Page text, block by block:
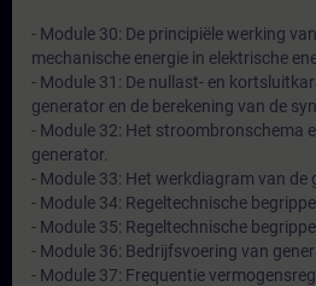
- Module 30: De principiële werking
mechanische energie in elektrische
- Module 31: De nullast- en
generator en de berekening van de
- Module 32: Het stroombronschema
generator.
- Module 33: Het werkdiagram van de
- Module 34: Regeltechnische
- Module 35: Regeltechnische
- Module 36: Bedrijfsvoering van
- Module 37: Frequentie